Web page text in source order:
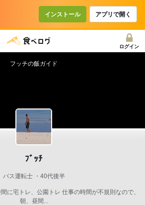
インストール アプリで開く
ログイン
ﾌﾞｯﾁ
バス運転士 40代後半
に宅トレ、公園トレ 仕事の時間が不規則なので、
朝、昼間...
フッチの飯ガイド